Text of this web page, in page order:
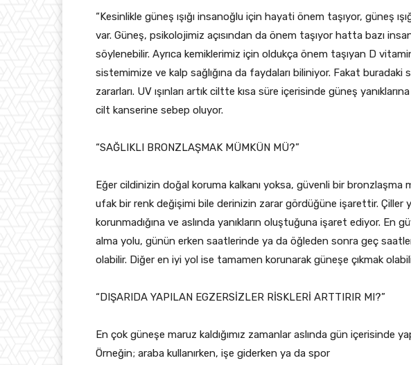
“Kesinlikle güneş ışığı insanoğlu için hayati önem taşıyor, güneş
var. Güneş, psikolojimiz açısından da önem taşıyor hatta bazı
söylenebilir. Ayrıca kemiklerimiz için oldukça önem taşıyan D
sistemimize ve kalp sağlığına da faydaları biliniyor. Fakat
zararları. UV ışınları artık ciltte kısa süre içerisinde güneş
cilt kanserine sebep oluyor.
“SAĞLIKLI BRONZLAŞMAK MÜMKÜN MÜ?”
Eğer cildinizin doğal koruma kalkanı yoksa, güvenli bir bronzlaşma
ufak bir renk değişimi bile derinizin zarar gördüğüne işarettir. Çiller
korunmadığına ve aslında yanıkların oluştuğuna işaret ediyor. En
alma yolu, günün erken saatlerinde ya da öğleden sonra geç
olabilir. Diğer en iyi yol ise tamamen korunarak güneşe çıkmak
“DIŞARIDA YAPILAN EGZERSİZLER RİSKLERİ ARTTIRIR MI?”
En çok güneşe maruz kaldığımız zamanlar aslında gün içerisinde
Örneğin; araba kullanırken, işe giderken ya da spor